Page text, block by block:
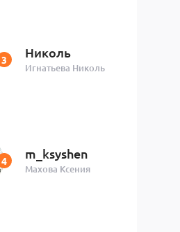
Николь
Игнатьева Николь
m_ksyshen
Махова Ксения